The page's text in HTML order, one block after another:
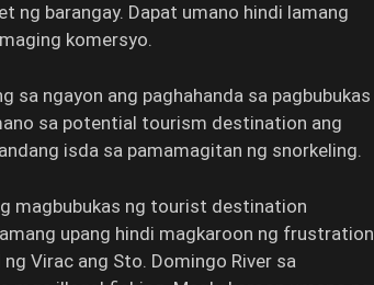
ng barangay. Dapat umano hindi lamang
komersyo.
sa ngayon ang paghahanda sa pagbubukas
sa potential tourism destination ang
isda sa pamamagitan ng snorkeling.
magbubukas ng tourist destination
upang hindi magkaroon ng frustration
Virac ang Sto. Domingo River sa